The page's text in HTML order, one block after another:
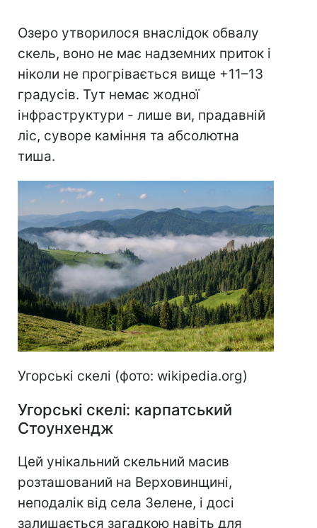
Озеро утворилося внаслідок обвалу
скель, воно не має надземних приток і
ніколи не прогрівається вище +11–13
градусів. Тут немає жодної
інфраструктури - лише ви, прадавній
ліс, суворе каміння та абсолютна
тиша.
Угорські скелі (фото: wikipedia.org)
Угорські скелі: карпатський
Стоунхендж
Цей унікальний скельний масив
розташований на Верховинщині,
неподалік від села Зелене, і досі
залишається загадкою навіть для